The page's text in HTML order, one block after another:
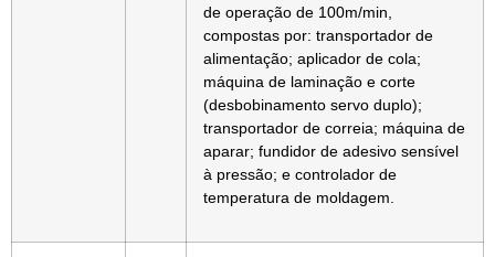
de operação de 100m/min,
compostas por: transportador de
alimentação; aplicador de cola;
máquina de laminação e corte
(desbobinamento servo duplo);
transportador de correia; máquina de
aparar; fundidor de adesivo sensível
à pressão; e controlador de
temperatura de moldagem.